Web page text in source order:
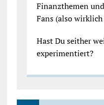
Finanzthemen
Fans (also
Hast Du seither
experimentiert?